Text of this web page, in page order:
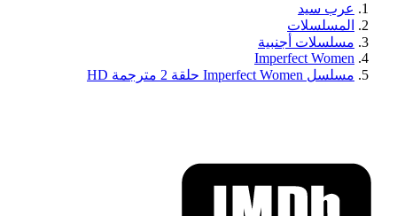
عرب سيد
المسلسلات
مسلسلات أجنبية
Imperfect Women
مسلسل Imperfect Women حلقة 2 مترجمة HD